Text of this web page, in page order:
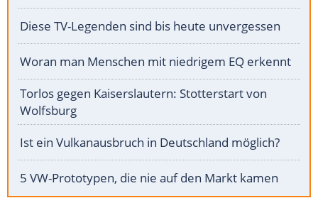
Diese TV-Legenden sind bis heute unvergessen
Woran man Menschen mit niedrigem EQ erkennt
Torlos gegen Kaiserslautern: Stotterstart von
Wolfsburg
Ist ein Vulkanausbruch in Deutschland möglich?
5 VW-Prototypen, die nie auf den Markt kamen